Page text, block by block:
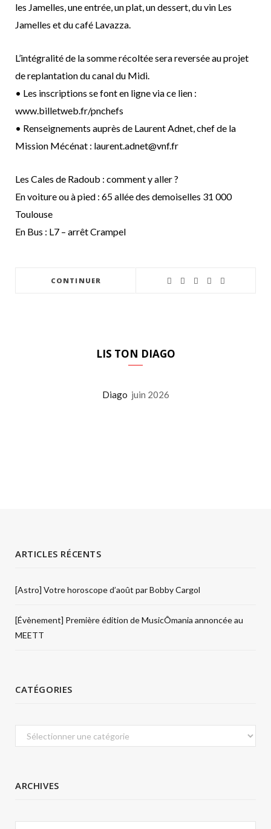
les Jamelles, une entrée, un plat, un dessert, du vin Les
Jamelles et du café Lavazza.
L’intégralité de la somme récoltée sera reversée au projet
de replantation du canal du Midi.
• Les inscriptions se font en ligne via ce lien :
www.billetweb.fr/pnchefs
• Renseignements auprès de Laurent Adnet, chef de la
Mission Mécénat : laurent.adnet@vnf.fr
Les Cales de Radoub : comment y aller ?
En voiture ou à pied : 65 allée des demoiselles 31 000
Toulouse
En Bus : L7 – arrêt Crampel
CONTINUER
LIS TON DIAGO
Diago juin 2026
ARTICLES RÉCENTS
[Astro] Votre horoscope d’août par Bobby Cargol
[Évènement] Première édition de MusicÔmania annoncée au
MEETT
CATÉGORIES
Catégories
ARCHIVES